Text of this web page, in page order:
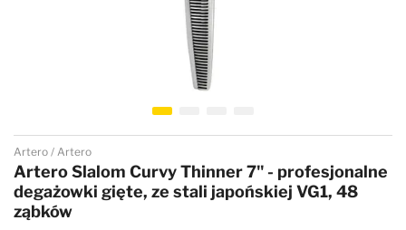
Przejdź na początek galerii
Artero Artero
Artero Slalom Curvy Thinner 7" - profesjonalne
degażowki gięte, ze stali japońskiej VG1, 48
ząbków